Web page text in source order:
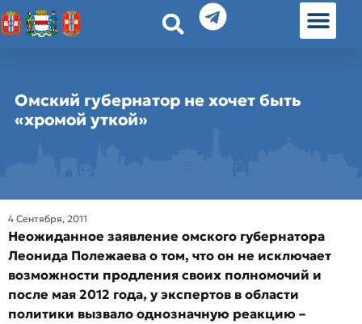
Омский губернатор не хочет быть
«хромой уткой»
4 Сентября, 2011
Неожиданное заявление омского губернатора
Леонида Полежаева о том, что он не исключает
возможности продления своих полномочий и
после мая 2012 года, у экспертов в области
политики вызвало однозначную реакцию –